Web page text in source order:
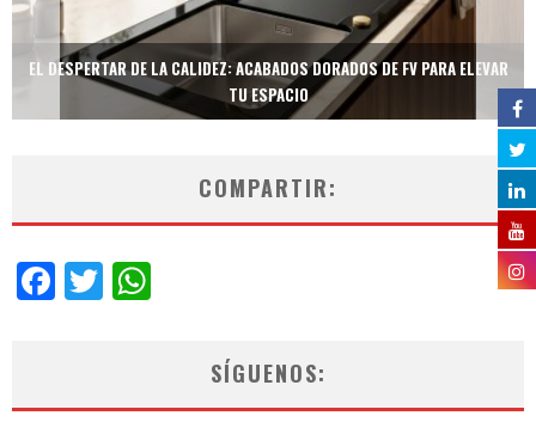
EL DESPERTAR DE LA CALIDEZ: ACABADOS DORADOS DE FV PARA ELEVAR
TU ESPACIO
COMPARTIR:
Facebook
Twitter
SÍGUENOS: